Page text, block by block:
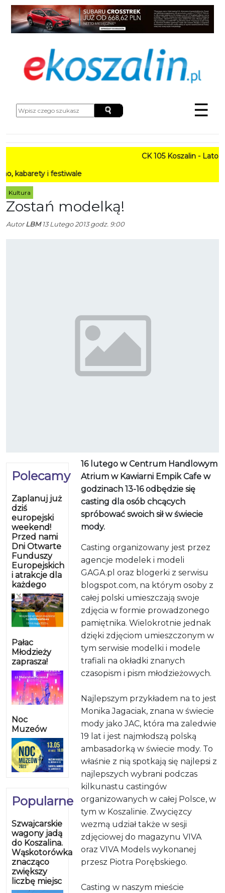
☰
CK 105 Koszalin - Lato w
i festiwale
Kultura
Zostań modelką!
AutorLBM13 Lutego 2013 godz. 9:00
Polecamy
Zaplanuj już
dziś
europejski
weekend!
Przed nami
Dni Otwarte
Funduszy
Europejskich
i atrakcje dla
każdego
Pałac
Młodzieży
zaprasza!
Noc
Muzeów
Popularne
Szwajcarskie
wagony jadą
do Koszalina.
Wąskotorówka
znacząco
zwiększy
liczbę miejsc
16 lutego w Centrum Handlowym
Atrium w Kawiarni Empik Cafe w
godzinach 13-16 odbędzie się
casting dla osób chcących
spróbować swoich sił w świecie
mody.
Casting organizowany jest przez
agencje modelek i modeli
GAGA.pl oraz blogerki z serwisu
blogspot.com, na którym osoby z
całej polski umieszczają swoje
zdjęcia w formie prowadzonego
pamiętnika. Wielokrotnie jednak
dzięki zdjęciom umieszczonym w
tym serwisie modelki i modele
trafiali na okładki znanych
czasopism i pism młodzieżowych.
Najlepszym przykładem na to jest
Monika Jagaciak, znana w świecie
mody jako JAC, która ma zaledwie
19 lat i jest najmłodszą polską
ambasadorką w świecie mody. To
właśnie z nią spotkają się najlepsi z
najlepszych wybrani podczas
kilkunastu castingów
organizowanych w całej Polsce, w
tym w Koszalinie. Zwycięzcy
wezmą udział także w sesji
zdjęciowej do magazynu VIVA
oraz VIVA Models wykonanej
przesz Piotra Porębskiego.
Casting w naszym mieście